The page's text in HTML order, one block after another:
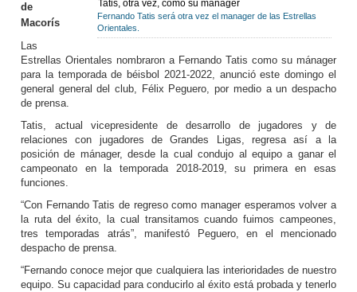
Fernando Tatis será otra vez el manager de las Estrellas
Orientales.
de
Macorís
Las
Estrellas Orientales nombraron a Fernando Tatis como su mánager
para la temporada de béisbol 2021-2022, anunció este domingo el
general general del club, Félix Peguero, por medio a un despacho
de prensa.
Tatis, actual vicepresidente de desarrollo de jugadores y de
relaciones con jugadores de Grandes Ligas, regresa así a la
posición de mánager, desde la cual condujo al equipo a ganar el
campeonato en la temporada 2018-2019, su primera en esas
funciones.
“Con Fernando Tatis de regreso como manager esperamos volver a
la ruta del éxito, la cual transitamos cuando fuimos campeones,
tres temporadas atrás”, manifestó Peguero, en el mencionado
despacho de prensa.
“Fernando conoce mejor que cualquiera las interioridades de nuestro
equipo. Su capacidad para conducirlo al éxito está probada y tenerlo